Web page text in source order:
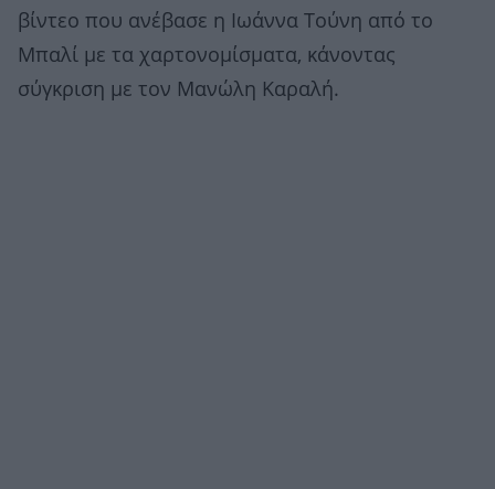
βίντεο που ανέβασε η Ιωάννα Τούνη από το
Μπαλί με τα χαρτονομίσματα, κάνοντας
σύγκριση με τον Μανώλη Καραλή.